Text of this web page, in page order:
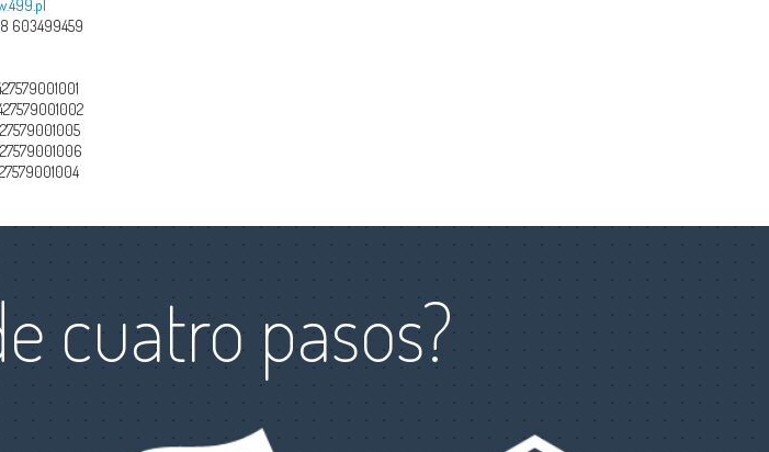
603499459
cuatro pasos?